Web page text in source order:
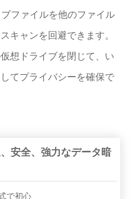
ファイルを他のファイル
キャンを回避できます。
想ドライブを閉じて、い
てプライバシーを確​​保で
安全、強力なデータ暗
で初心